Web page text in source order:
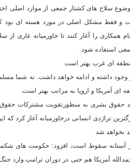
سلاح های کشتار جمعی از موارد اصلی
فقط مشکل اصلی در مورد هسته ای بود که
را آغاز کنند تا خاورمیانه عاری از
استفاده شود.
ای غرب بهتر است
وجود داشته و ادامه خواهد داشت. نه شما
آمریکا و اروپا به مراتب بهتر است.
حقوق بشری به منظورتقویت مشترکات
تراژدی انسانی درخاورمیانه آغاز
نخواهد شد
در آستانه سقوط است، افزود: حکومت های
آمریکا هم حتی در دوران ترامپ وارد